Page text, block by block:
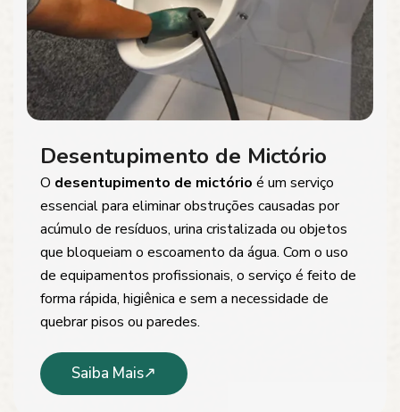
Desentupimento de Mictório
O desentupimento de mictório é um serviço
essencial para eliminar obstruções causadas por
acúmulo de resíduos, urina cristalizada ou objetos
que bloqueiam o escoamento da água. Com o uso
de equipamentos profissionais, o serviço é feito de
forma rápida, higiênica e sem a necessidade de
quebrar pisos ou paredes.
Saiba Mais